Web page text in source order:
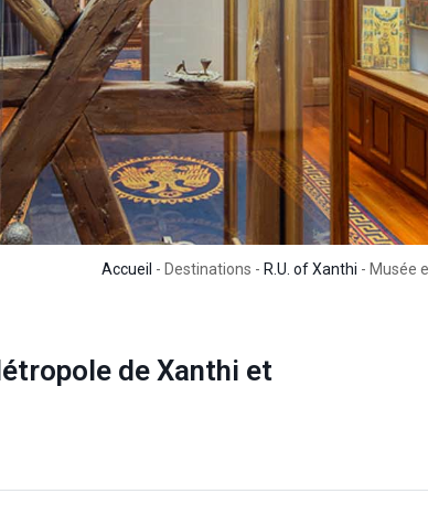
Accueil - Destinations - R.U. of Xanthi - Musée
de Xanthi et